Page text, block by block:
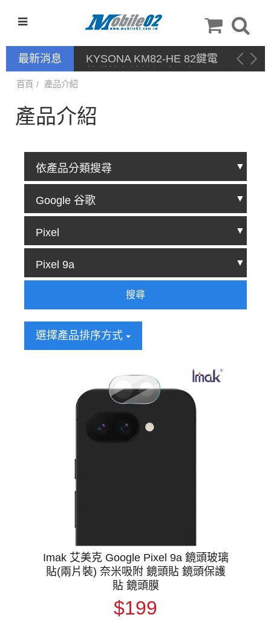
最新消息
KYSONA KM82-HE 82鍵電
競磁軸有線鍵盤 產品網頁驅
首頁 產品介紹
產品介紹
搜尋
選擇產品排序方式
Imak 艾美克 Google Pixel 9a 鏡頭玻璃
貼(兩片裝) 奈米吸附 鏡頭貼 鏡頭保護
貼 鏡頭膜
$199